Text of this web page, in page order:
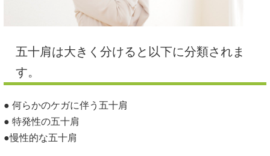
五十肩は大きく分けると以下に分類されま
す。
● 何らかのケガに伴う五十肩
● 特発性の五十肩
●慢性的な五十肩